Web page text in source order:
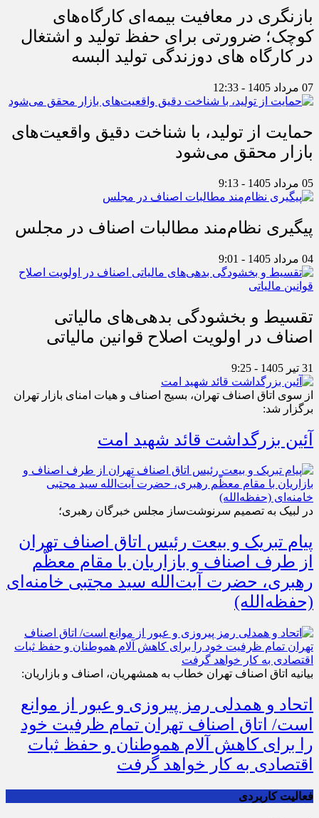
بازنگری در معافیت بیمه‌ای کارگاه‌های
کوچک؛ ضرورتی برای حفظ تولید و اشتغال
در کارگاه های دوزندگی تولید البسه
07 مرداد 1405 - 12:33
حمایت از تولید، با شناخت دقیق واقعیت‌های
بازار محقق می‌شود
05 مرداد 1405 - 9:13
پیگیری نظام‌مند مطالبات اصناف در مجلس
04 مرداد 1405 - 9:01
تقسیط و بخشودگی بدهی‌های مالیاتی
اصناف در اولویت اصلاح قوانین مالیاتی
31 تیر 1405 - 9:25
از سوی اتاق اصناف تهران، بسیج اصناف و هیات امنای بازار تهران
برگزار شد:
آئین بزرگداشت قائد شهید امت
در لبیک به تصمیم سرنوشت‌ساز مجلس خبرگان رهبری؛
پیام تبریک و بیعت رئیس اتاق اصناف تهران
از طرف اصناف و بازاریان با مقام معظّم
رهبری، حضرت آیت‌الله سید مجتبی خامنه‌ای
(حفظه‌الله)
بیانیه اتاق اصناف تهران خطاب به همشهریان، اصناف و بازاریان:
اتحاد و همدلی رمز پیروزی و عبور از موانع
است/ اتاق اصناف تهران تمام ظرفیت خود
را برای کاهش آلام هموطنان و حفظ ثبات
اقتصادی به کار خواهد گرفت
فعالیت کاربردی